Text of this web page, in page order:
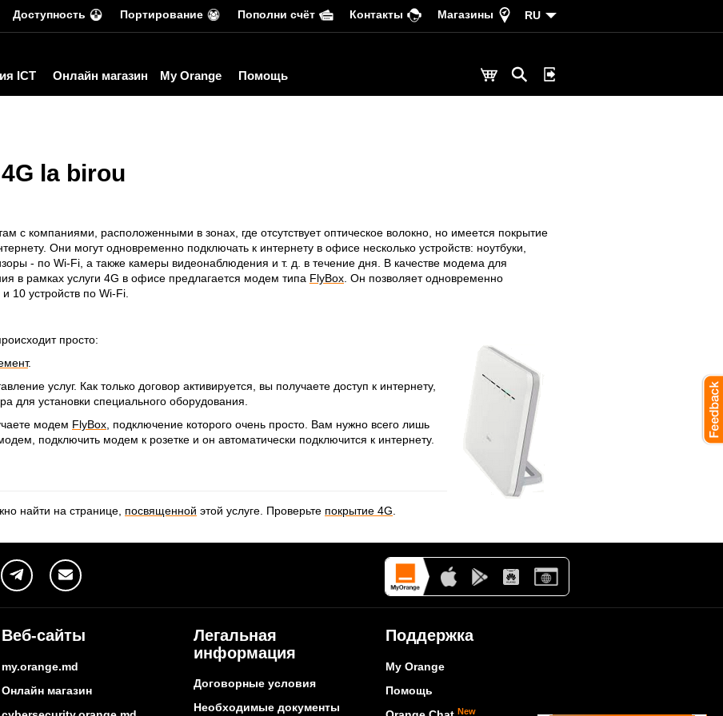
Доступность Портирование Пополни счёт Контакты Магазины RU
ICT Онлайн магазин My Orange Помощь
la birou
с компаниями, расположенными в зонах, где отсутствует оптическое волокно, но имеется покрытие
Они могут одновременно подключать к интернету в офисе несколько устройств: ноутбуки,
- по Wi-Fi, а также камеры видеонаблюдения и т. д. в течение дня. В качестве модема для
в рамках услуги 4G в офисе предлагается модем типа FlyBox . Он позволяет одновременно
10 устройств по Wi-Fi.
просто:
.
услуг. Как только договор активируется, вы получаете доступ к интернету,
для установки специального оборудования.
модем FlyBox , подключение которого очень просто. Вам нужно всего лишь
подключить модем к розетке и он автоматически подключится к интернету.
найти на странице, посвященной этой услуге. Проверьте покрытие 4G
Веб-сайты
my.orange.md
Онлайн магазин
Легальная
информация
Договорные условия
Необходимые документы
Поддержка
My Orange
Помощь
New